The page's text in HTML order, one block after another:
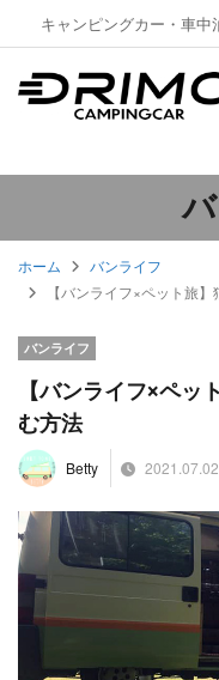
キャンピングカー・車中
ホーム
バンライフ
【バンライフ×ペット旅
バンライフ
【バンライフ×ペッ
む方法
Betty 2021.07.02